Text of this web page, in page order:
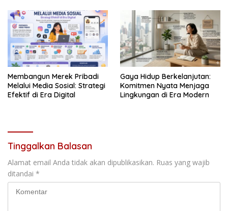
Membangun Merek Pribadi
Melalui Media Sosial: Strategi
Efektif di Era Digital
Gaya Hidup Berkelanjutan:
Komitmen Nyata Menjaga
Lingkungan di Era Modern
Tinggalkan Balasan
Alamat email Anda tidak akan dipublikasikan. Ruas yang wajib
ditandai *